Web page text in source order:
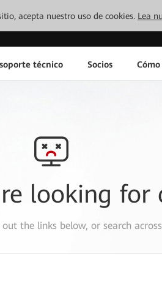
acepta nuestro uso de cookies. Lea
técnico Socios
looking for
out the links below, or search